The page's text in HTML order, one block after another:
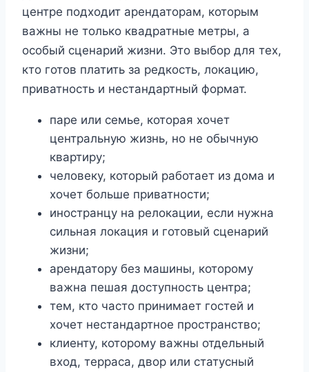
центре подходит арендаторам, которым
важны не только квадратные метры, а
особый сценарий жизни. Это выбор для тех,
кто готов платить за редкость, локацию,
приватность и нестандартный формат.
паре или семье, которая хочет
центральную жизнь, но не обычную
квартиру;
человеку, который работает из дома и
хочет больше приватности;
иностранцу на релокации, если нужна
сильная локация и готовый сценарий
жизни;
арендатору без машины, которому
важна пешая доступность центра;
тем, кто часто принимает гостей и
хочет нестандартное пространство;
клиенту, которому важны отдельный
вход, терраса, двор или статусный